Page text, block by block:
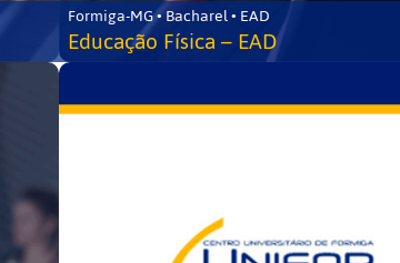
Formiga-MG • Bacharel • EAD
Educação Física – EAD